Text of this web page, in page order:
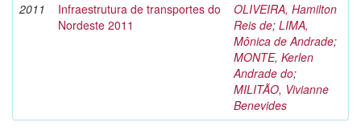
2011
Infraestrutura de transportes do
Nordeste 2011
OLIVEIRA, Hamilton
Reis de; LIMA,
Mônica de Andrade;
MONTE, Kerlen
Andrade do;
MILITÃO, Vivianne
Benevides